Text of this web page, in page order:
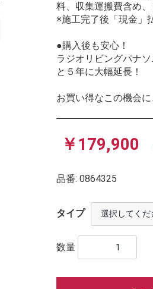
料、収集運搬費含め
※施工完了後「現金」
●購入後も安心！
ラジオリビングパナ
と５年に大幅延長！
お買い得なこの機会に
￥179,900
品番: 0864325
タイプ
数量